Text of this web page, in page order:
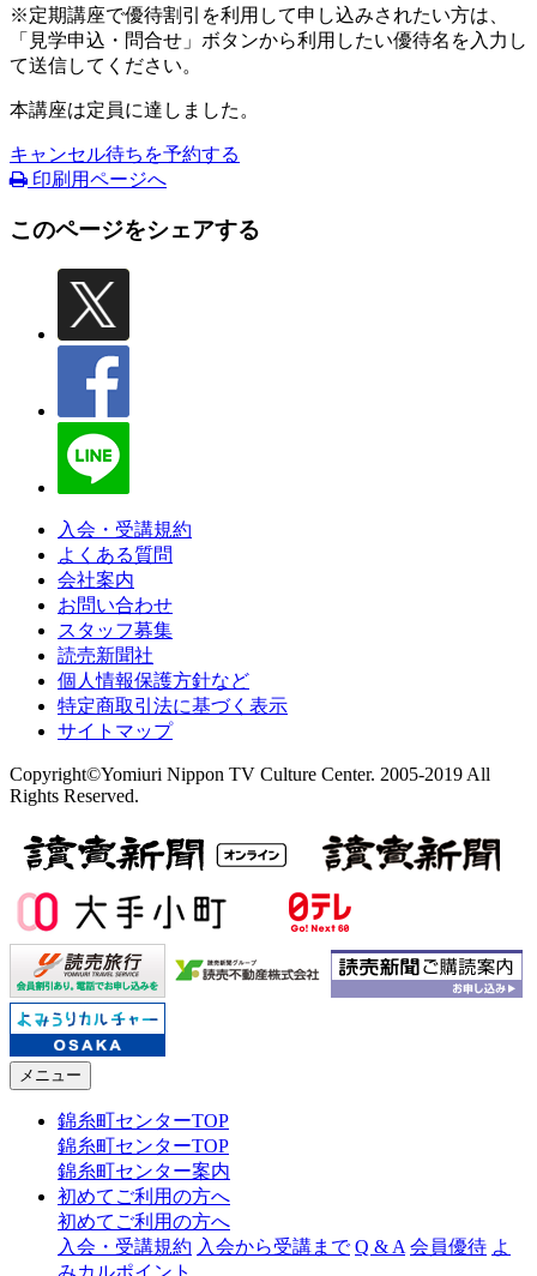
※定期講座で優待割引を利用して申し込みされたい方は、
「見学申込・問合せ」ボタンから利用したい優待名を入力し
て送信してください。
本講座は定員に達しました。
キャンセル待ちを予約する
印刷用ページへ
このページをシェアする
入会・受講規約
よくある質問
会社案内
お問い合わせ
スタッフ募集
読売新聞社
個人情報保護方針など
特定商取引法に基づく表示
サイトマップ
Copyright©Yomiuri Nippon TV Culture Center. 2005-2019 All
Rights Reserved.
メニュー
錦糸町センターTOP
錦糸町センターTOP
錦糸町センター案内
初めてご利用の方へ
初めてご利用の方へ
入会・受講規約 入会から受講まで Q & A 会員優待 よ
みカルポイント